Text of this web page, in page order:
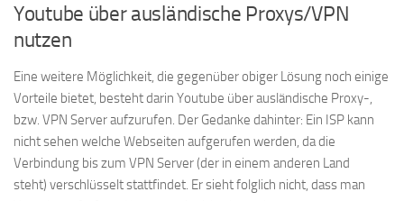
Youtube über ausländische Proxys/VPN
nutzen
Eine weitere Möglichkeit, die gegenüber obiger Lösung noch einige
Vorteile bietet, besteht darin Youtube über ausländische Proxy-,
bzw. VPN Server aufzurufen. Der Gedanke dahinter: Ein ISP kann
nicht sehen welche Webseiten aufgerufen werden, da die
Verbindung bis zum VPN Server (der in einem anderen Land
steht) verschlüsselt stattfindet. Er sieht folglich nicht, dass man